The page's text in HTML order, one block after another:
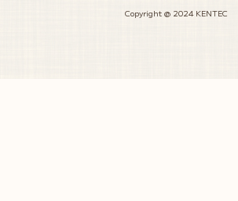
Copyright @ 2024 KENTEC